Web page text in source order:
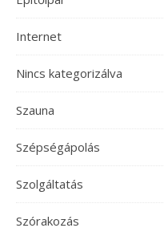
Internet
Nincs kategorizálva
Szauna
Szépségápolás
Szolgáltatás
Szórakozás